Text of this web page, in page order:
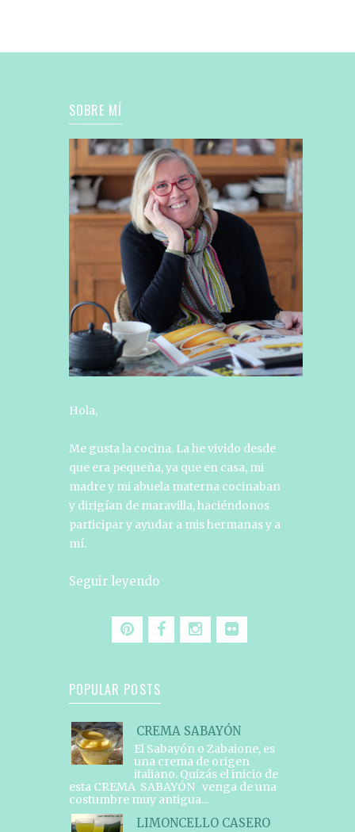
SOBRE MÍ
Hola,
Me gusta la cocina. La he vivido desde
que era pequeña, ya que en casa, mi
madre y mi abuela materna cocinaban
y dirigían de maravilla, haciéndonos
participar y ayudar a mis hermanas y a
mí.
Seguir leyendo
POPULAR POSTS
CREMA SABAYÓN
El Sabayón o Zabaione, es
una crema de origen
italiano. Quizás el inicio de
esta CREMA SABAYÓN venga de una
costumbre muy antigua...
LIMONCELLO CASERO